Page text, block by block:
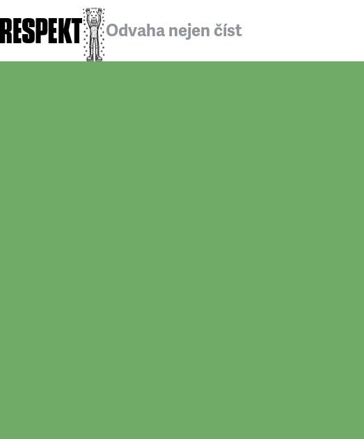
Odvaha nejen číst